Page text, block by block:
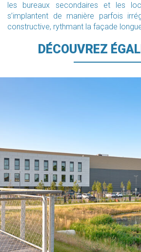
les bureaux secondaires et les
s’implantent de manière parfois
constructive, rythmant la façade
DÉCOUVREZ